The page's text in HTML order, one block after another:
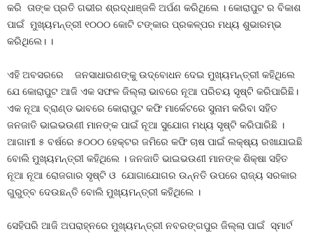
କରି ତାଙ୍କ ପ୍ରତି ଗଭୀର ଶ୍ରଦ୍ଧାଞ୍ଜଳି ଅର୍ପଣ କରିଥିଲେ । କୋରାପୁଟ ର ବିକାଶ
ପାଇଁ ମୁଖ୍ୟମନ୍ତ୍ରୀ ୧୦୦୦ କୋଟି ଟଙ୍କାର ପ୍ରକଳ୍ପର ମଧ୍ୟ ଶୁଭାରମ୍ଭ
କରିଥିଲେ। ।
ଏହି ଅବସରରେ ଜନସାଧାରଣଙ୍କୁ ଉଦ୍‌ବୋଧନ ଦେଇ ମୁଖ୍ୟମନ୍ତ୍ରୀ କହିଥିଲେ
ଯେ କୋରାପୁଟ ଆଜି ଏକ ସଫଳ ଜିଲ୍ଲା ଭାବରେ ନୂଆ ପରିଚୟ ସୃଷ୍ଟି କରିପାରିଛି।
ଏକ ନୂଆ ବ୍ରାଣ୍ଡ ଭାବରେ କୋରାପୁଟ କଫି ମାର୍କେଟରେ ସୁନାମ କରିବା ସହିତ
ଜନଜାତି ଭାଇଭଉଣୀ ମାନଙ୍କ ପାଇଁ ନୂଆ ସୁଯୋଗ ମଧ୍ୟ ସୃଷ୍ଟି କରିପାରିଛି ।
ଆଗାମୀ ୫ ବର୍ଷରେ ୫୦୦୦ ହେକ୍ଟର ଜମିରେ କଫି ଚାଷ ପାଇଁ ଲକ୍ଷ୍ୟ ରଖାଯାଇଛି
ବୋଲି ମୁଖ୍ୟମନ୍ତ୍ରୀ କହିଥିଲେ । ଜନଜାତି ଭାଇଭଉଣୀ ମାନଙ୍କ ଶିକ୍ଷା ସହିତ
ନୂଆ ନୂଆ ରୋଜଗାର ସୃଷ୍ଟି ଓ ଯୋଗାଯୋଗର ଉନ୍ନତି ଉପରେ ରାଜ୍ୟ ସରକାର
ଗୁରୁତ୍ବ ଦେଉଛନ୍ତି ବୋଲି ମୁଖ୍ୟମନ୍ତ୍ରୀ କହିଥିଲେ ।
ସେହିପରି ଆଜି ଅପରାହ୍ନରେ ମୁଖ୍ୟମନ୍ତ୍ରୀ ନବରଙ୍ଗପୁର ଜିଲ୍ଲା ପାଇଁ ସ୍ମାର୍ଟ